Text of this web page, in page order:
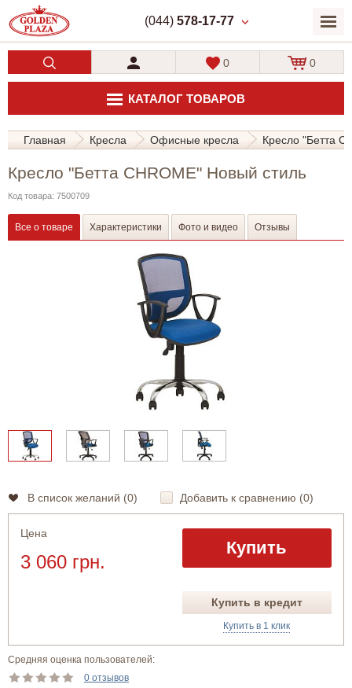
(044) 578-17-77
КАТАЛОГ ТОВАРОВ
0 0
Главная Кресла Офисные кресла Кресло "Бетта
Кресло "Бетта CHROME" Новый стиль
Код товара: 7500709
Все о товаре Характеристики Фото и видео Отзывы
В список желаний (0) Добавить к сравнению (0)
Цена
3 060 грн.
Купить
Купить в кредит
Купить в 1 клик
Средняя оценка пользователей:
0 отзывов